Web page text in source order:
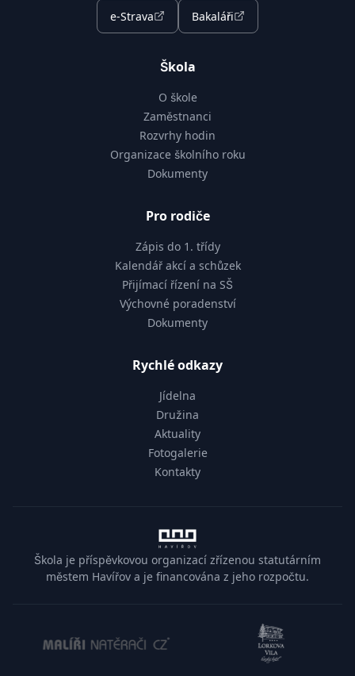
e-Strava Bakaláři
Škola
O škole
Zaměstnanci
Rozvrhy hodin
Organizace školního roku
Dokumenty
Pro rodiče
Zápis do 1. třídy
Kalendář akcí a schůzek
Přijímací řízení na SŠ
Výchovné poradenství
Dokumenty
Rychlé odkazy
Jídelna
Družina
Aktuality
Fotogalerie
Kontakty
Škola je příspěvkovou organizací zřízenou statutárním
městem Havířov a je financována z jeho rozpočtu.